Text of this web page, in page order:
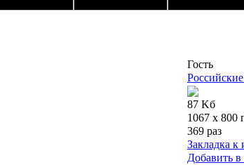
Гость
87 Kб
1067 x 800
369 раз
Закладка
Добавить в